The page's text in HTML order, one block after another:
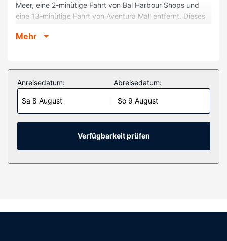
Meer, eine 2-minütige Fahrt von Bal Harbour Shops und
eine 13-minütige Fahrt von Aventura Mall entfernt. Dieses
(Strand) und 11,1 km von Lincoln Road Mall entfernt.
Fühl dich in einem der 77 Zimmer, die Minibar und
Espressomaschine bieten, wie zu Hause. Dein Pillowtop
Bett bietet Daunenbettdecken und Bettwäsche aus
ägyptischer Baumwolle. Flachbildfernseher mit
Kabelempfang garantieren Unterhaltung und es gibt
außerdem einen WLAN-Internetzugang (kostenlos). Die
Badezimmer bieten Designer-Toilettenartikel und
Haartrockner.
Ausstattung der Anlage
wissen, zu denen Folgendes gehört: 2 Außenpools, Sauna
Mehr
Anreisedatum:
Sa 8 August
Abreisedatum:
So 9 August
Verfügbarkeit prüfen